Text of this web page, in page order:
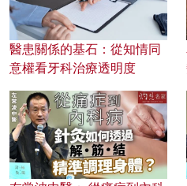
醫患關係的基石：從知情同
意權看牙科治療透明度